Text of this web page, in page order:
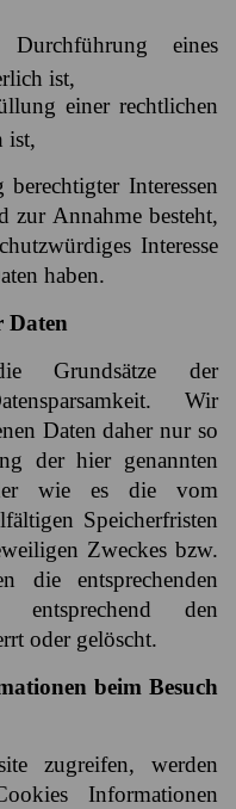
eines
ist,
einer rechtlichen
Interessen
zur Annahme besteht,
Interesse
haben.
Daten
Grundsätze der
Wir
Daten daher nur so
der hier genannten
wie es die vom
Speicherfristen
Zweckes bzw.
die entsprechenden
den
oder gelöscht.
beim Besuch
zugreifen, werden
Informationen